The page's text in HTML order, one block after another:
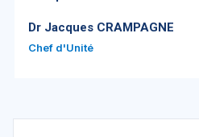
Dr Jacques CRAMPAGNE
Chef d'Unité